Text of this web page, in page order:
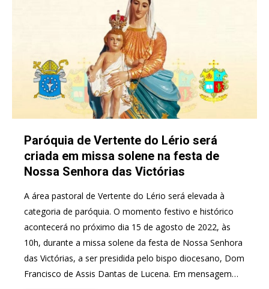
Paróquia de Vertente do Lério será
criada em missa solene na festa de
Nossa Senhora das Victórias
A área pastoral de Vertente do Lério será elevada à
categoria de paróquia. O momento festivo e histórico
acontecerá no próximo dia 15 de agosto de 2022, às
10h, durante a missa solene da festa de Nossa Senhora
das Victórias, a ser presidida pelo bispo diocesano, Dom
Francisco de Assis Dantas de Lucena. Em mensagem…